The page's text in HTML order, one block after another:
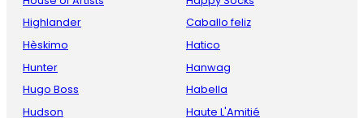
Highlander
Hèskimo
Hunter
Hugo Boss
Hudson
Caballo feliz
Hatico
Hanwag
Habella
Haute L'Amitié